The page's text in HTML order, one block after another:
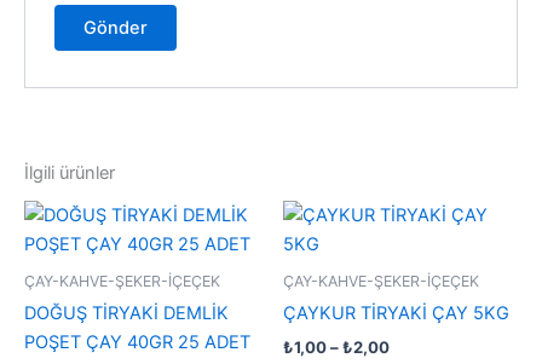
İlgili ürünler
ÇAY-KAHVE-ŞEKER-İÇEÇEK
DOĞUŞ TİRYAKİ DEMLİK
POŞET ÇAY 40GR 25 ADET
Fiyat
₺1,00
₺2,00
Bu
ürünün
birden
fazla
ÇAY-KAHVE-ŞEKER-İÇEÇEK
ÇAYKUR TİRYAKİ ÇAY 5KG
₺1,00–₺2,00
Fiyat
₺2,00
Bu
birden
varyasyonu